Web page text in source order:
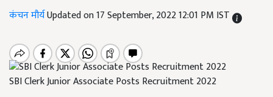
कंचन मौर्यUpdated on 17 September, 2022 12:01 PM IST
SBI Clerk Junior Associate Posts Recruitment 2022